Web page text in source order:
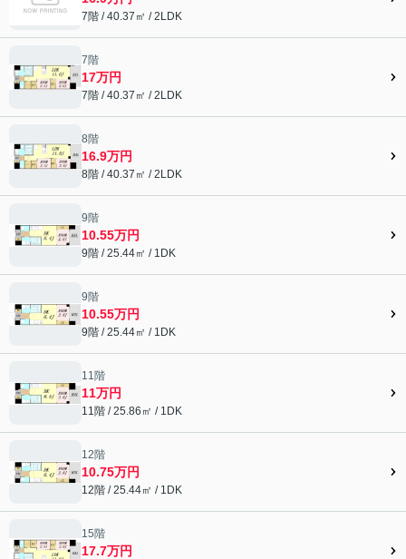
7階 / 40.37㎡ / 2LDK
7階
17万円
7階 / 40.37㎡ / 2LDK
8階
16.9万円
8階 / 40.37㎡ / 2LDK
9階
10.55万円
9階 / 25.44㎡ / 1DK
9階
10.55万円
9階 / 25.44㎡ / 1DK
11階
11万円
11階 / 25.86㎡ / 1DK
12階
10.75万円
12階 / 25.44㎡ / 1DK
15階
17.7万円